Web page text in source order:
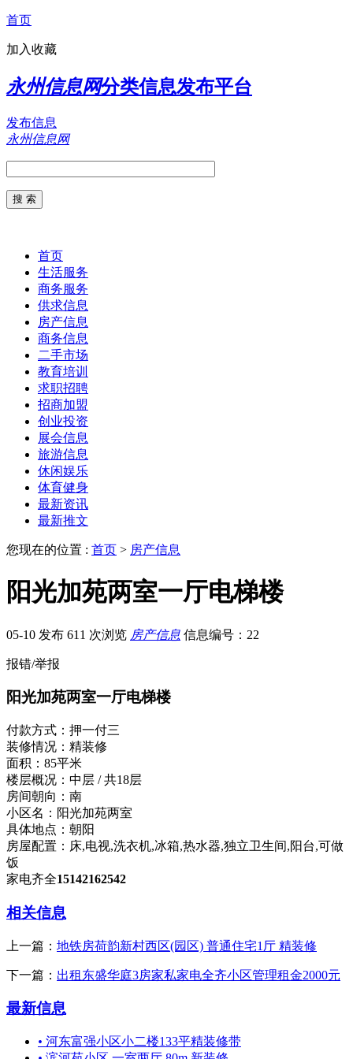
首页
加入收藏
永州信息网分类信息发布平台
发布信息
永州信息网
首页
生活服务
商务服务
供求信息
房产信息
商务信息
二手市场
教育培训
求职招聘
招商加盟
创业投资
展会信息
旅游信息
休闲娱乐
体育健身
最新资讯
最新推文
您现在的位置 : 首页 > 房产信息
阳光加苑两室一厅电梯楼
05-10 发布 611 次浏览 房产信息 信息编号：22
报错/举报
阳光加苑两室一厅电梯楼
付款方式： 押一付三
装修情况： 精装修
面积： 85平米
楼层概况： 中层 / 共18层
房间朝向： 南
小区名： 阳光加苑两室
具体地点： 朝阳
房屋配置： 床,电视,洗衣机,冰箱,热水器,独立卫生间,阳台,可做
饭
家电齐全​‌‌15142162542
相关信息
上一篇： 地铁房荷韵新村西区(园区) 普通住宅1厅 精装修
下一篇： 出租东盛华庭3房家私家电全齐小区管理租金2000元
最新信息
• 河东富强小区小二楼133平精装修带